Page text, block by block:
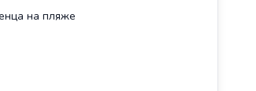
на пляже